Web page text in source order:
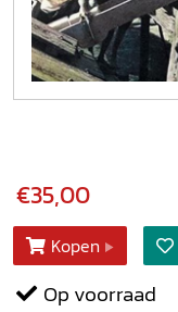
€35,00
Kopen
Op voorraad